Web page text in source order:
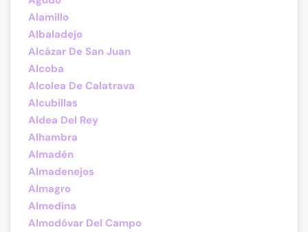
Alamillo
Albaladejo
Alcázar De San Juan
Alcoba
Alcolea De Calatrava
Alcubillas
Aldea Del Rey
Alhambra
Almadén
Almadenejos
Almagro
Almedina
Almodóvar Del Campo